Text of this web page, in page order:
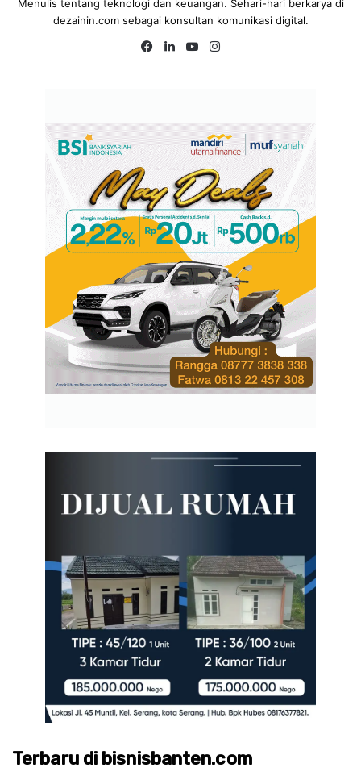
Menulis tentang teknologi dan keuangan. Sehari-hari berkarya di
dezainin.com sebagai konsultan komunikasi digital.
Fa
Lin
Yo
Terbaru di bisnisbanten.com